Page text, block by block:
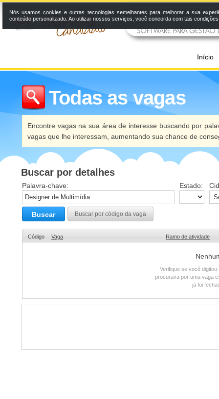
Início
Todas as vagas
Encontre vagas na sua área de interesse buscando por
vagas que lhe interessam, aumentando sua chance de
Buscar por detalhes
Palavra-chave: Estado:
Buscar Buscar por código da vaga
Código Vaga Ramo de atividade
Verifique se você
procurava por uma vaga
já foi
Nós usamos cookies e outras tecnologias semelhantes para melhorar a sua
conteúdo personalizado. Ao utilizar nossos serviços, você concorda com tais